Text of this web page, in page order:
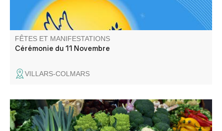
FÊTES ET MANIFESTATIONS
Cérémonie du 11 Novembre
VILLARS-COLMARS
Venez découvrir les saveurs de notre terroir !